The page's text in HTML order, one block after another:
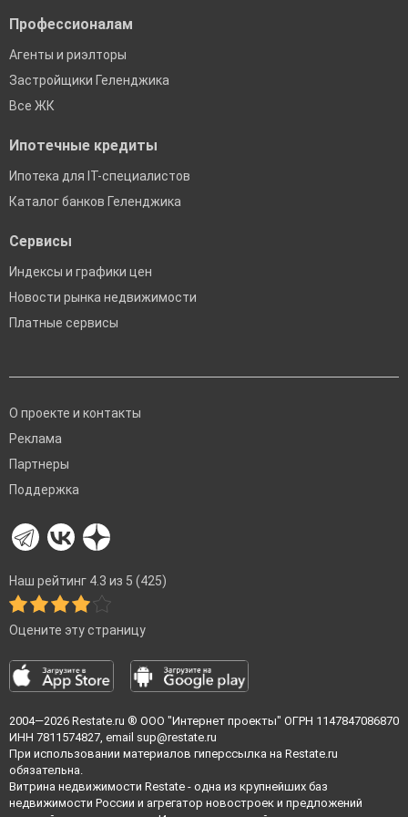
Профессионалам
Агенты и риэлторы
Застройщики Геленджика
Все ЖК
Ипотечные кредиты
Ипотека для IT-специалистов
Каталог банков Геленджика
Сервисы
Индексы и графики цен
Новости рынка недвижимости
Платные сервисы
О проекте и контакты
Реклама
Партнеры
Поддержка
Наш рейтинг 4.3 из 5 (425)
Оцените эту страницу
2004—2026 Restate.ru ® ООО "Интернет проекты" ОГРН 1147847086870
ИНН 7811574827, email sup@restate.ru
При использовании материалов гиперссылка на Restate.ru
обязательна.
Витрина недвижимости Restate - одна из крупнейших баз
недвижимости России и агрегатор новостроек и предложений